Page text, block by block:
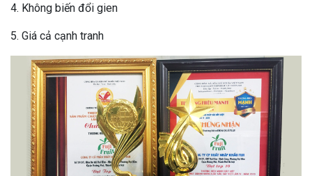
4. Không biến đổi gien
5. Giá cả cạnh tranh